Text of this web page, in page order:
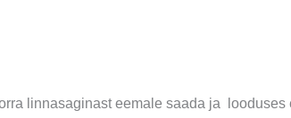
linnasaginast eemale saada ja